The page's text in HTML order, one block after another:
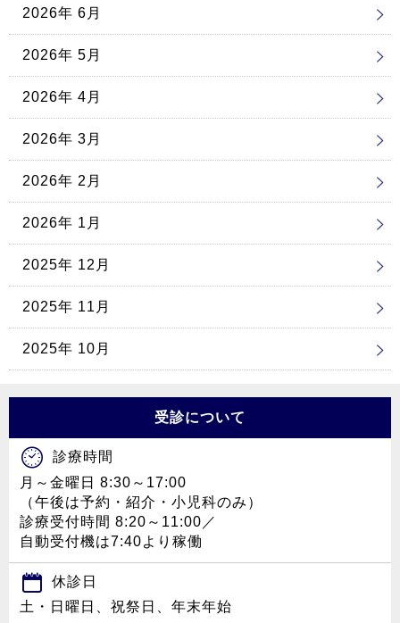
2026年 6月
2026年 5月
2026年 4月
2026年 3月
2026年 2月
2026年 1月
2025年 12月
2025年 11月
2025年 10月
受診について
診療時間
月～金曜日 8:30～17:00
（午後は予約・紹介・小児科のみ）
診療受付時間 8:20～11:00／
自動受付機は7:40より稼働
休診日
土・日曜日、祝祭日、年末年始